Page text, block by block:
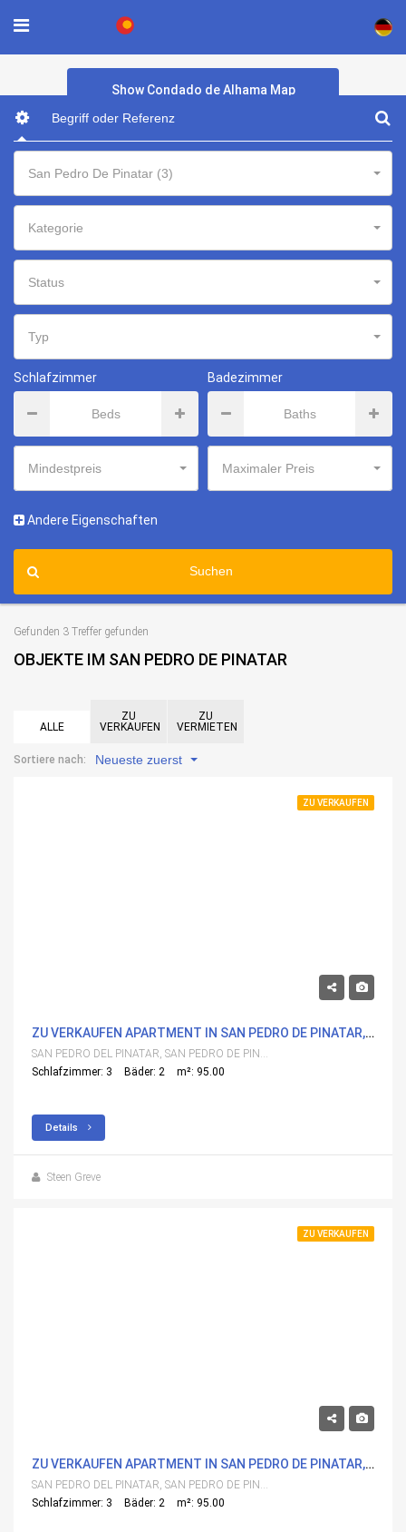
×
Show Condado de Alhama Map
San Pedro De Pinatar (3)
Kategorie
Status
Typ
Schlafzimmer Badezimmer
Mindestpreis Maximaler Preis
Andere Eigenschaften
Suchen
Gefunden 3 Treffer gefunden
OBJEKTE IM SAN PEDRO DE PINATAR
ALLE
ZU
VERKAUFEN
ZU
VERMIETEN
Sortiere nach: Neueste zuerst
ZU VERKAUFEN
ZU VERKAUFEN APARTMENT IN SAN PEDRO DE PINATAR, SAN PEDRO DEL PINATAR MIT POOL
SAN PEDRO DEL PINATAR, SAN PEDRO DE PINATAR
Schlafzimmer: 3
Bäder: 2 m²: 95.00
Details
Steen Greve
ZU VERKAUFEN
ZU VERKAUFEN APARTMENT IN SAN PEDRO DE PINATAR, SAN PEDRO DEL PINATAR MIT POOL
SAN PEDRO DEL PINATAR, SAN PEDRO DE PINATAR
Schlafzimmer: 3
Bäder: 2 m²: 95.00